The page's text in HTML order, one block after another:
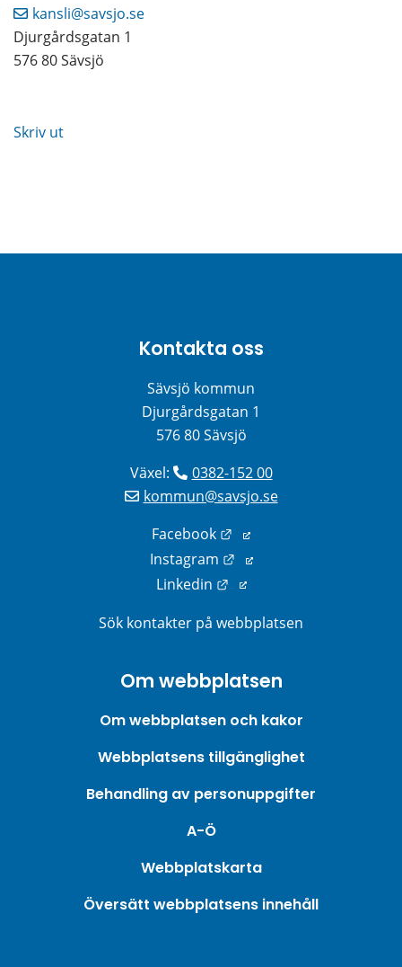
kansli@savsjo.se
Djurgårdsgatan 1
576 80 Sävsjö
Skriv ut
Kontakta oss
Sävsjö kommun
Djurgårdsgatan 1
576 80 Sävsjö
Växel:
0382-152 00
kommun@savsjo.se
Facebook
Länk till annan
Instagram
Länk till annan
Linkedin
Länk till annan webbplats.
Sök kontakter på webbplatsen
Om webbplatsen
Om webbplatsen och kakor
Webbplatsens tillgänglighet
Behandling av personuppgifter
A-Ö
Webbplatskarta
Översätt webbplatsens innehåll